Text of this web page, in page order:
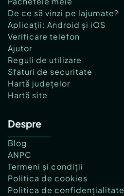
De ce să vinzi pe lajumate?
Aplicații: Android și iOS
Verificare telefon
Ajutor
Reguli de utilizare
Sfaturi de securitate
Hartă județelor
Hartă site
Despre
Blog
ANPC
Termeni și condiții
Politica de cookies
Politica de confidențialitate